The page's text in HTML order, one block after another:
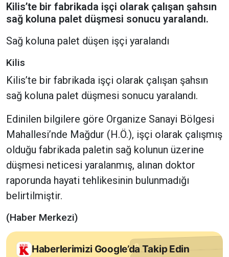
Kilis’te bir fabrikada işçi olarak çalışan şahsın
sağ koluna palet düşmesi sonucu yaralandı.
Sağ koluna palet düşen işçi yaralandı
Kilis
Kilis’te bir fabrikada işçi olarak çalışan şahsın
sağ koluna palet düşmesi sonucu yaralandı.
Edinilen bilgilere göre Organize Sanayi Bölgesi
Mahallesi’nde Mağdur (H.Ö.), işçi olarak çalışmış
olduğu fabrikada paletin sağ kolunun üzerine
düşmesi neticesi yaralanmış, alınan doktor
raporunda hayati tehlikesinin bulunmadığı
belirtilmiştir.
(Haber Merkezi)
Haberlerimizi Google’da Takip Edin